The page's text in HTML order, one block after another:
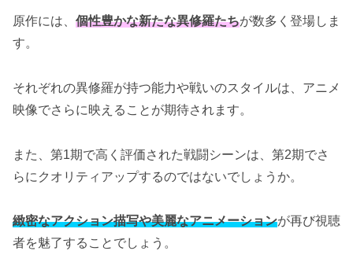
原作には、 個性豊かな新たな異修羅たちが数多く登場しま
す。
それぞれの異修羅が持つ能力や戦いのスタイルは、アニメ
映像でさらに映えることが期待されます。
また、第1期で高く評価された戦闘シーンは、第2期でさ
らにクオリティアップするのではないでしょうか。
緻密なアクション描写や美麗なアニメーションが再び視聴
者を魅了することでしょう。